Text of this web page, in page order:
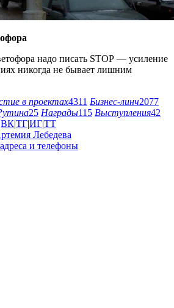
надо писать STOP — усиление
никогда не бывает лишним
в проектах4311 Бизнес-линч2077
25 Награды115 Выступления42
ВК|ТГ|ИГ|ТТ
Лебедева
адреса и телефоны